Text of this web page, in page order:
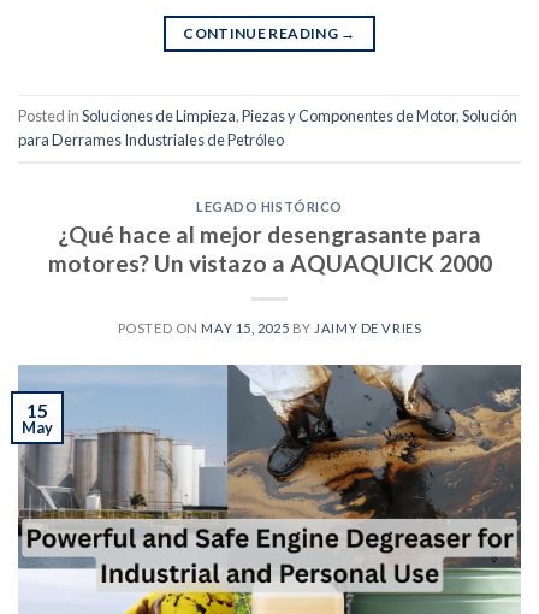
CONTINUE READING →
Posted inSoluciones de Limpieza,Piezas y Componentes de Motor,Solución
para Derrames Industriales de Petróleo
LEGADO HISTÓRICO
¿Qué hace al mejor desengrasante para
motores? Un vistazo a AQUAQUICK 2000
POSTED ON MAY 15, 2025 BY JAIMY DE VRIES
15
May